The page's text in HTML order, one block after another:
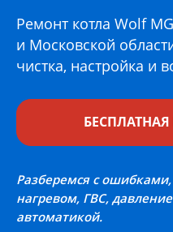
Ремонт котла Wolf
и Московской
чистка, настройка и
Разберемся с
нагревом, ГВС,
автоматикой.